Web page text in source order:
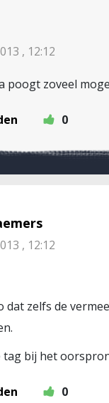
, 12:12
poogt zoveel
0
, 12:12
dat zelfs de
bij het
0